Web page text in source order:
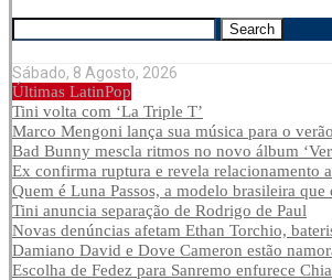
Search
Sábado, 8 Agosto, 2026
Últimas LatinPop
Tini volta com ‘La Triple T’
Marco Mengoni lança sua música para o
Bad Bunny mescla ritmos no novo álbum
Ex confirma ruptura e revela relacionamento
Quem é Luna Passos, a modelo brasileira
Tini anuncia separação de Rodrigo de Paul
Novas denúncias afetam Ethan Torchio,
Damiano David e Dove Cameron estão
Escolha de Fedez para Sanremo enfurece